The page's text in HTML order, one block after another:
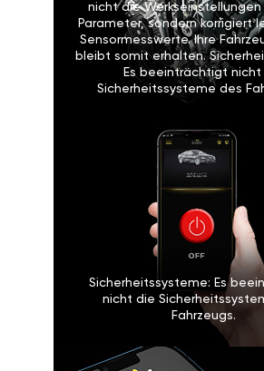
nicht die Werkseinstellungen
Parameter, sondern korrigiert
Sensormesswerte. Ihre
bleibt somit erhalten.
Es beeinträchtigt nicht
Sicherheitssysteme des
Sicherheitssysteme: Es
nicht die
Fahrzeugs.